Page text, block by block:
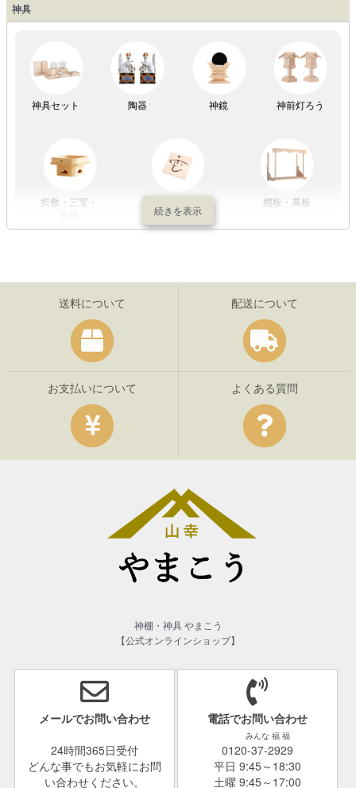
神具
神具セット 陶器 神鏡 神前灯ろう
折敷・三宝・
棚板・幕板
送料について 配送について
お支払いについて よくある質問
神棚・神具 やまこう
【公式オンラインショップ】
メールでお問い合わせ
24時間365日受付
どんな事でもお気軽にお問
い合わせください。
電話でお問い合わせ
みんな 福 福
0120-37-2929
平日 9:45～18:30
土曜 9:45～17:00